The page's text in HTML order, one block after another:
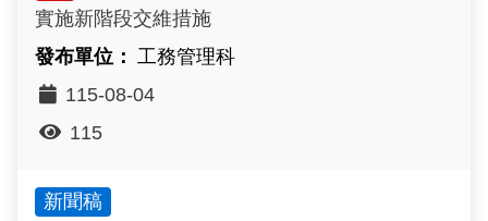
實施新階段交維措施
工務管理科
115-08-04
115
新聞稿